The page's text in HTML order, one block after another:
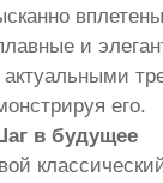
и
его.
в будущее